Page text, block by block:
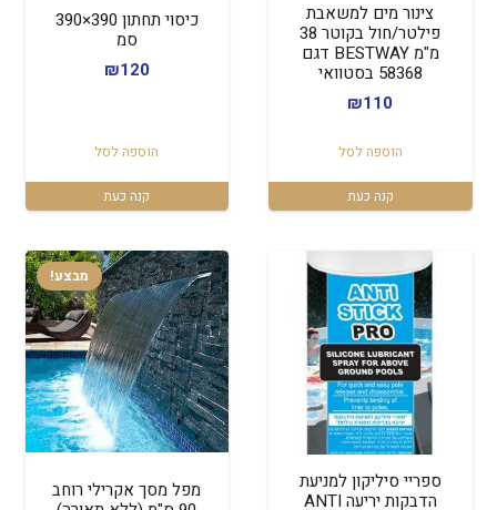
צינור מים למשאבת
פילטר/חול בקוטר 38
מ"מ BESTWAY דגם
58368 בסטוואי
₪110
הוספה לסל
קנה כעת
כיסוי תחתון 390×390
סמ
₪120
הוספה לסל
קנה כעת
ספריי סיליקון למניעת
הדבקות יריעה ANTI
מבצע!
מפל מסך אקרילי רוחב